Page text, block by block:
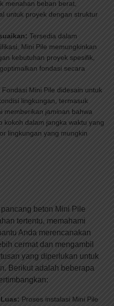
menahan beban berat,
untuk proyek dengan struktur
Tersedia dalam
Mini Pile memungkinkan
kebutuhan proyek spesifik,
fondasi secara
Fondasi Mini Pile didesain untuk
lingkungan, termasuk
memberikan jaminan bahwa
kokoh dalam jangka waktu yang
lingkungan yang mungkin
beton Mini Pile
tertentu, memahami
Anda merencanakan
cermat dan mengambil
yang diperlukan untuk
Berikut adalah beberapa
Proses instalasi Mini Pile